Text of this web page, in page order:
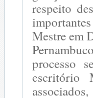
respeito
Mestre em
processo
escritório